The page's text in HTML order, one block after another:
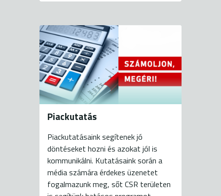
Piackutatás
Piackutatásaink segítenek jó
döntéseket hozni és azokat jól is
kommunikálni. Kutatásaink során a
média számára érdekes üzenetet
fogalmazunk meg, sőt CSR területen